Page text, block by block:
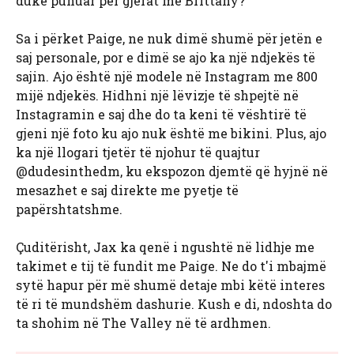
Sa i përket Paige, ne nuk dimë shumë për jetën e
saj personale, por e dimë se ajo ka një ndjekës të
sajin. Ajo është një modele në Instagram me 800
mijë ndjekës. Hidhni një lëvizje të shpejtë në
Instagramin e saj dhe do ta keni të vështirë të
gjeni një foto ku ajo nuk është me bikini. Plus, ajo
ka një llogari tjetër të njohur të quajtur
@dudesinthedm, ku ekspozon djemtë që hyjnë në
mesazhet e saj direkte me pyetje të
papërshtatshme.
Çuditërisht, Jax ka qenë i ngushtë në lidhje me
takimet e tij të fundit me Paige. Ne do t'i mbajmë
sytë hapur për më shumë detaje mbi këtë interes
të ri të mundshëm dashurie. Kush e di, ndoshta do
ta shohim në The Valley në të ardhmen.